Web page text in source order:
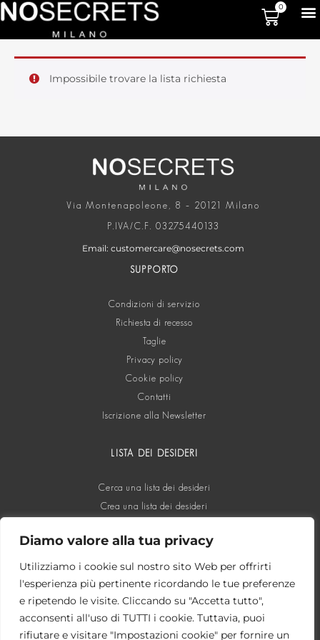
Diamo valore alla tua privacy
Utilizziamo i cookie sul nostro sito Web per offrirti
l'esperienza più pertinente ricordando le tue preferenze
e ripetendo le visite. Cliccando su "Accetta tutto",
acconsenti all'uso di TUTTI i cookie. Tuttavia, puoi
rifiutare e visitare "Impostazioni cookie" per fornire un
0
Impossibile trovare la lista richiesta
Via Montenapoleone, 8 – 20121 Milano
P.IVA/C.F. 03275440133
Email: customercare@nosecrets.com
SUPPORTO
Condizioni di servizio
Richiesta di recesso
Taglie
Privacy policy
Cookie policy
Contatti
Iscrizione alla Newsletter
LISTA DEI DESIDERI
Cerca una lista dei desideri
Crea una lista dei desideri
SOCIAL